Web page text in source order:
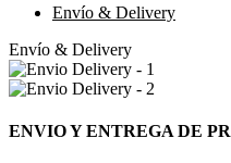
Envío & Delivery
Envío & Delivery
ENVIO Y ENTREGA DE